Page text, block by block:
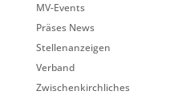
MV-Events
Präses News
Stellenanzeigen
Verband
Zwischenkirchliches